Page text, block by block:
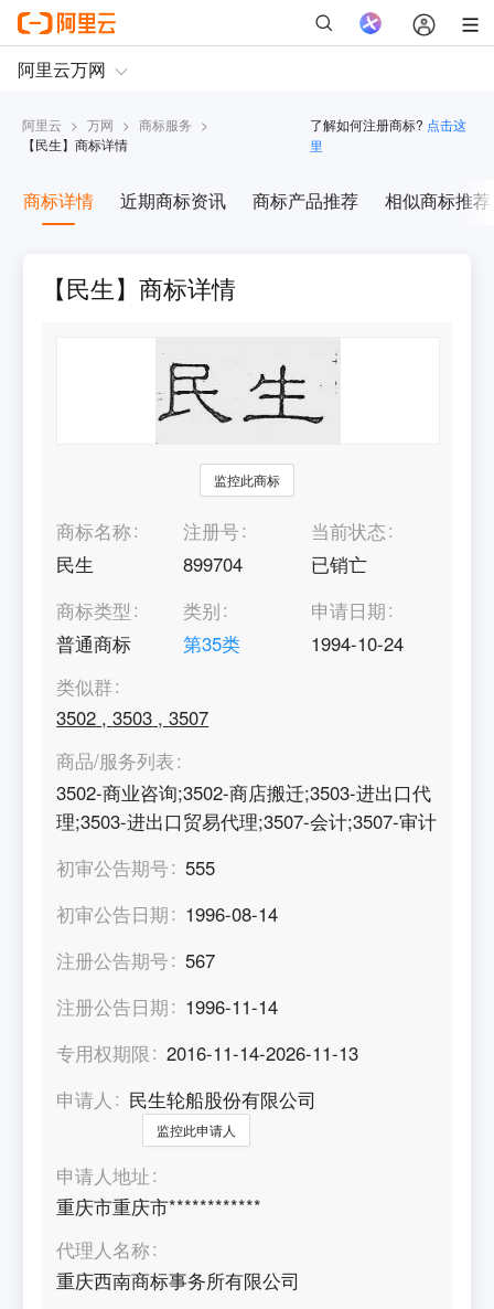
阿里云 > 万网 > 商标服务 >
【民生】商标详情
了解如何注册商标? 点击这
里
商标详情 近期商标资讯 商标产品推荐 相似商标推荐
【民生】商标详情
监控此商标
商标名称
民生
注册号
899704
当前状态
已销亡
商标类型
普通商标
类别
第35类
申请日期
1994-10-24
类似群
3502 ,3503 ,3507
商品/服务列表
3502-商业咨询;3502-商店搬迁;3503-进出口代
理;3503-进出口贸易代理;3507-会计;3507-审计
初审公告期号
555
初审公告日期
1996-08-14
注册公告期号
567
注册公告日期
1996-11-14
专用权期限
2016-11-14-2026-11-13
申请人
民生轮船股份有限公司
监控此申请人
申请人地址
重庆市重庆市************
代理人名称
重庆西南商标事务所有限公司